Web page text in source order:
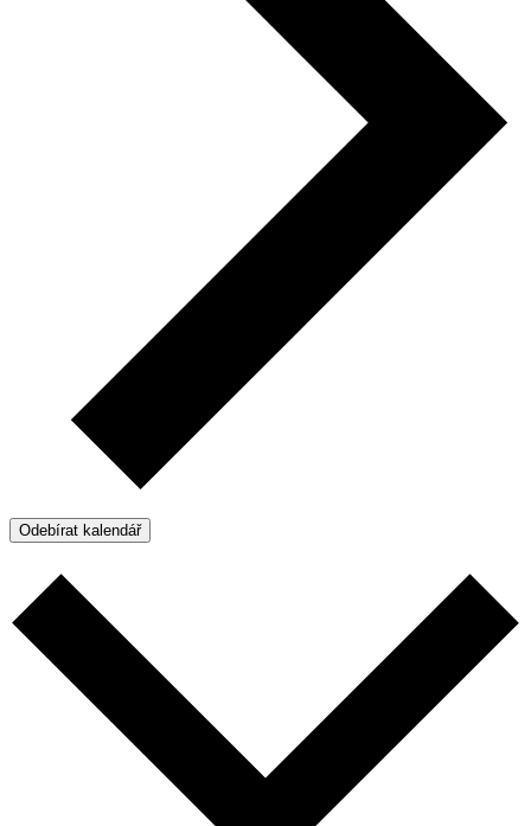
Odebírat kalendář